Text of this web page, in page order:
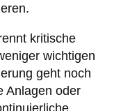
kritische
wichtigen
geht noch
Anlagen oder